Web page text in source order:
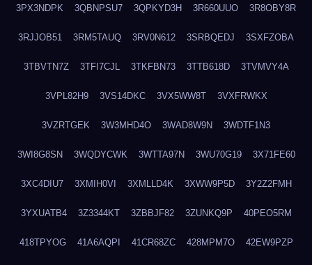
3PX3NDPK 3QBNPSU7 3QPKYD3H 3R660UUO 3R8OBY8R
3RJJOB51 3RM5TAUQ 3RV0N612 3SRBQEDJ 3SXFZOBA
3TBVTN7Z 3TFI7CJL 3TKFBN73 3TTB618D 3TVMVY4A
3VPL82H9 3VS14DKC 3VX5WW8T 3VXFRWKX
3VZRTGEK 3W3MHD4O 3WAD8W9N 3WDTF1N3
3WI8G8SN 3WQDYCWK 3WTTA97N 3WU70G19 3X71FE60
3XC4DIU7 3XMIH0VI 3XMLLD4K 3XWW9P5D 3Y2Z2FMH
3YXUATB4 3Z3344KT 3ZBBJF82 3ZUNKQ9P 40PEO5RM
418TPYOG 41A6AQPI 41CR68ZC 428MPM7O 42EW9PZP